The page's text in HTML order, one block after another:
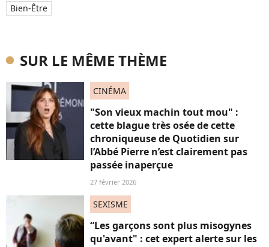
Bien-Être
SUR LE MÊME THÈME
CINÉMA
"Son vieux machin tout mou" :
cette blague très osée de cette
chroniqueuse de Quotidien sur
l’Abbé Pierre n’est clairement pas
passée inaperçue
27 février 2026
SEXISME
“Les garçons sont plus misogynes
qu'avant" : cet expert alerte sur les